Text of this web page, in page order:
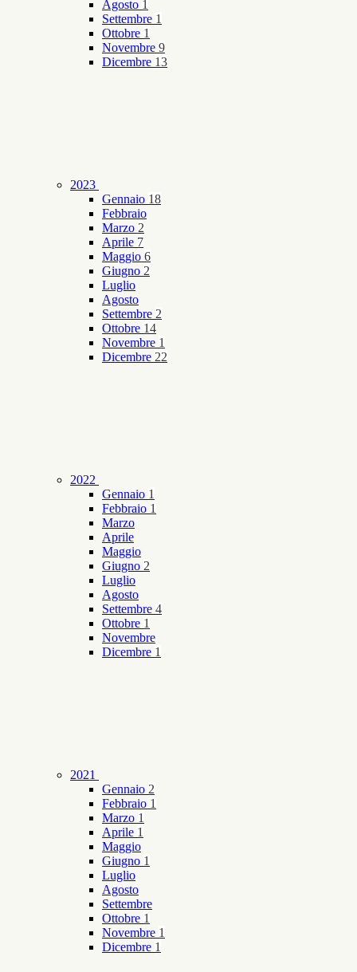
Agosto 1
Settembre 1
Ottobre 1
Novembre 9
Dicembre 13
2023
Gennaio 18
Febbraio
Marzo 2
Aprile 7
Maggio 6
Giugno 2
Luglio
Agosto
Settembre 2
Ottobre 14
Novembre 1
Dicembre 22
2022
Gennaio 1
Febbraio 1
Marzo
Aprile
Maggio
Giugno 2
Luglio
Agosto
Settembre 4
Ottobre 1
Novembre
Dicembre 1
2021
Gennaio 2
Febbraio 1
Marzo 1
Aprile 1
Maggio
Giugno 1
Luglio
Agosto
Settembre
Ottobre 1
Novembre 1
Dicembre 1